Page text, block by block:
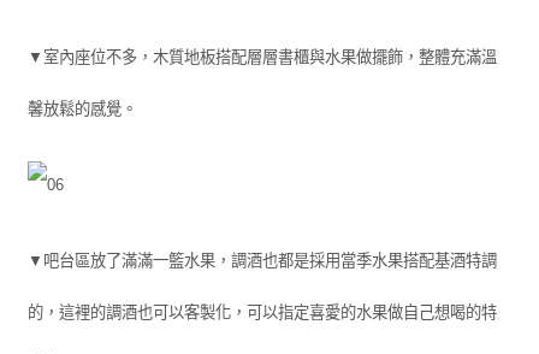
▼室內座位不多，木質地板搭配層層書櫃與水果做擺飾，整體充滿溫
馨放鬆的感覺。
▼吧台區放了滿滿一籃水果，調酒也都是採用當季水果搭配基酒特調
的，這裡的調酒也可以客製化，可以指定喜愛的水果做自己想喝的特